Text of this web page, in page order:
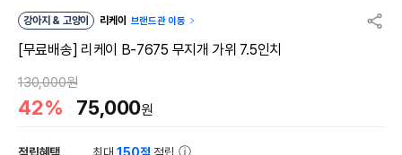
강아지 & 고양이 리케이 브랜드관 이동
[무료배송] 리케이 B-7675 무지개 가위 7.5인치
130,000원
42% 75,000원